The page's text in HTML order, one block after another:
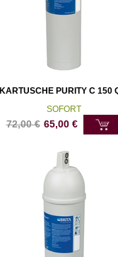
KARTUSCHE PURITY C 150
SOFORT
72,00€ 65,00€